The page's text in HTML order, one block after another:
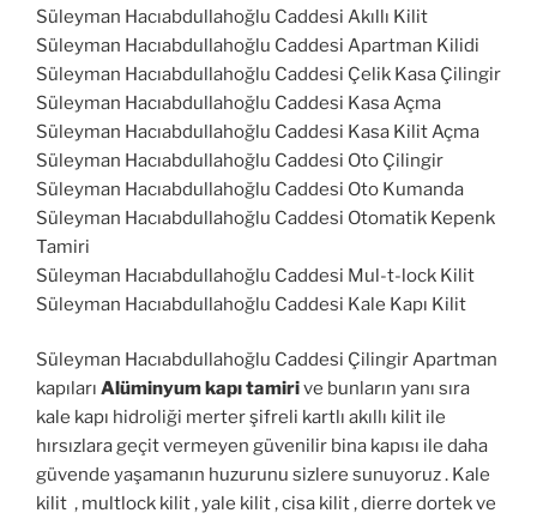
Süleyman Hacıabdullahoğlu Caddesi Akıllı Kilit
Süleyman Hacıabdullahoğlu Caddesi Apartman Kilidi
Süleyman Hacıabdullahoğlu Caddesi Çelik Kasa Çilingir
Süleyman Hacıabdullahoğlu Caddesi Kasa Açma
Süleyman Hacıabdullahoğlu Caddesi Kasa Kilit Açma
Süleyman Hacıabdullahoğlu Caddesi Oto Çilingir
Süleyman Hacıabdullahoğlu Caddesi Oto Kumanda
Süleyman Hacıabdullahoğlu Caddesi Otomatik Kepenk
Tamiri
Süleyman Hacıabdullahoğlu Caddesi Mul-t-lock Kilit
Süleyman Hacıabdullahoğlu Caddesi Kale Kapı Kilit
Süleyman Hacıabdullahoğlu Caddesi Çilingir Apartman
kapıları Alüminyum kapı tamirive bunların yanı sıra
kale kapı hidroliği merter şifreli kartlı akıllı kilit ile
hırsızlara geçit vermeyen güvenilir bina kapısı ile daha
güvende yaşamanın huzurunu sizlere sunuyoruz . Kale
kilit , multlock kilit , yale kilit , cisa kilit , dierre dortek ve